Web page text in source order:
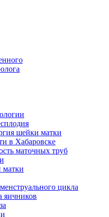
шейки матки
в Хабаровске
маточных труб
матки
цикла
яичников